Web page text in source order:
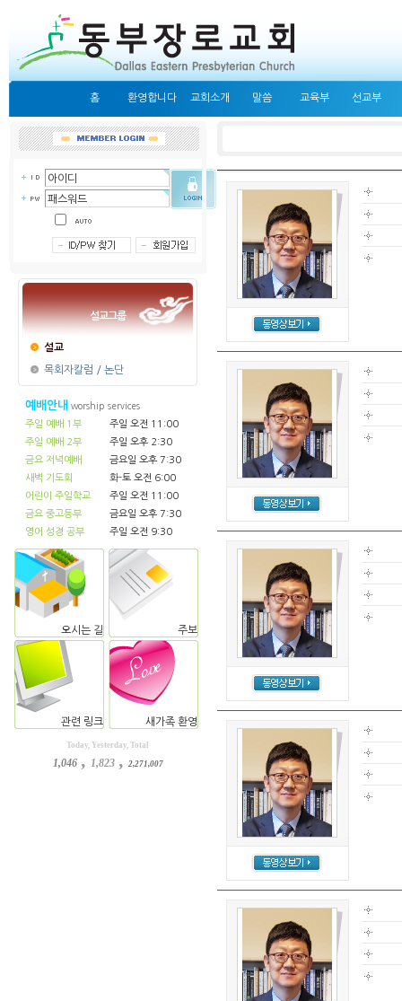
홈 환영합니다 교회소개 말씀 교육부 선교부
설교그룹
설교
목회자칼럼 / 논단
예배안내 worship services
주일 예배 1부
주일 오전 11:00
주일 예배 2부
주일 오후 2:30
금요 저녁예배
금요일 오후 7:30
새벽 기도회
화-토 오전 6:00
어린이 주일학교
주일 오전 11:00
금요 중고등부
금요일 오후 7:30
영어 성경 공부
주일 오전 9:30
오시는 길 주보
관련 링크 새가족 환영
Today, Yesterday, Total
1,046, 1,823, 2,271,007